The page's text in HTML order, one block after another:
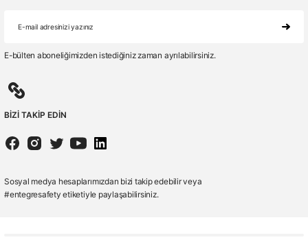
E-bülten aboneliğimizden istediğiniz zaman ayrılabilirsiniz.
BİZİ TAKİP EDİN
Sosyal medya hesaplarımızdan bizi takip edebilir veya
#entegresafety etiketiyle paylaşabilirsiniz.